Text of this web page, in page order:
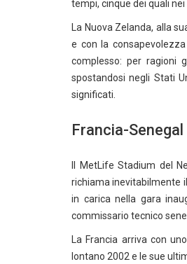
tempi, cinque dei quali
La Nuova Zelanda, alla
e con la
complesso: per ragioni
spostandosi negli Stati
significati.
Francia-
Il MetLife Stadium del
richiama inevitabilmente
in carica nella gara
commissario tecnico
La Francia arriva con
lontano 2002 e le sue